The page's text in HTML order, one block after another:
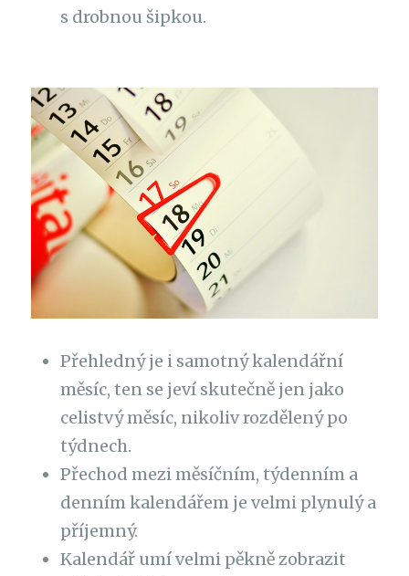
s drobnou šipkou.
Přehledný je i samotný kalendářní
měsíc, ten se jeví skutečně jen jako
celistvý měsíc, nikoliv rozdělený po
týdnech.
Přechod mezi měsíčním, týdenním a
denním kalendářem je velmi plynulý a
příjemný.
Kalendář umí velmi pěkně zobrazit